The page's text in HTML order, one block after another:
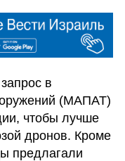
в
(МАПАТ)
чтобы лучше
дронов. Кроме
предлагали